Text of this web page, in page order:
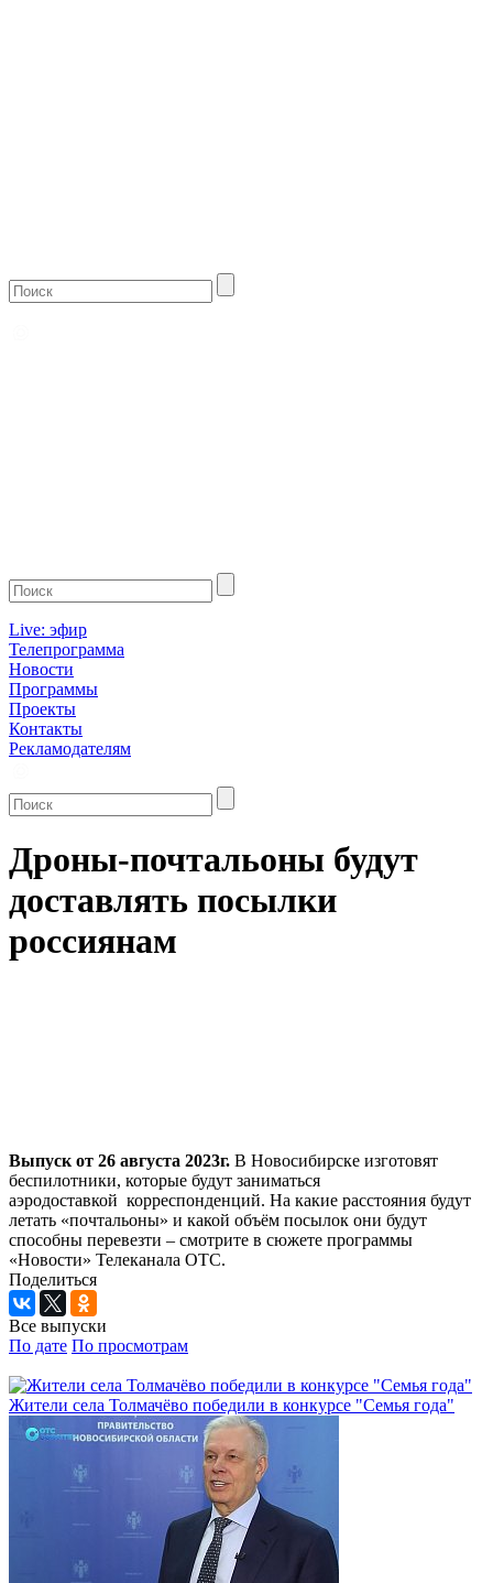
Live: эфир
Телепрограмма
Новости
Программы
Проекты
Контакты
Рекламодателям
Дроны-почтальоны будут
доставлять посылки
россиянам
Выпуск от 26 августа 2023г. В Новосибирске изготовят
беспилотники, которые будут заниматься
аэродоставкой корреспонденций. На какие расстояния будут
летать «почтальоны» и какой объём посылок они будут
способны перевезти – смотрите в сюжете программы
«Новости» Телеканала ОТС.
Поделиться
Все выпуски
По дате По просмотрам
Жители села Толмачёво победили в конкурсе "Семья года"